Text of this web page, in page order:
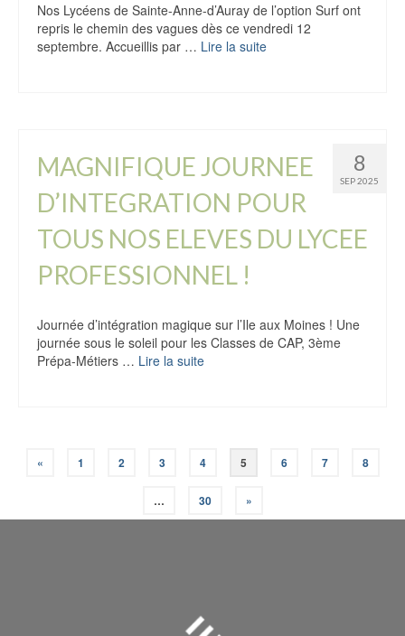
Nos Lycéens de Sainte-Anne-d’Auray de l’option Surf ont
repris le chemin des vagues dès ce vendredi 12
septembre. Accueillis par … Lire la suite
8
SEP 2025
MAGNIFIQUE JOURNEE
D’INTEGRATION POUR
TOUS NOS ELEVES DU LYCEE
PROFESSIONNEL !
Journée d’intégration magique sur l’Ile aux Moines ! Une
journée sous le soleil pour les Classes de CAP, 3ème
Prépa-Métiers … Lire la suite
« 1 2 3 4 5 6 7 8
… 30 »